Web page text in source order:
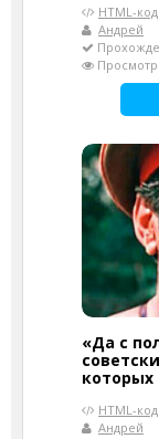
HTML-код
Андрей
«Да с
которых
HTML-код
Андрей